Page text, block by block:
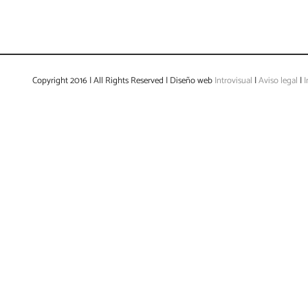
Copyright 2016 | All Rights Reserved | Diseño webIntrovisual |Aviso legal |